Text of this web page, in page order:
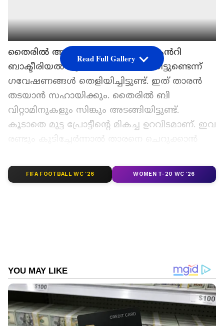
തൈരിൽ ആൻറി-ഇൻഫ്ലമേറ്ററി, ആൻറി
ബാക്ടീരിയൽ ഗുണങ്ങൾ അടങ്ങിയിട്ടുണ്ടെന്ന്
ഗവേഷണങ്ങൾ തെളിയിച്ചിട്ടുണ്ട്. ഇത് താരൻ
തടയാൻ സഹായിക്കും. തൈരിൽ ബി
വിറ്റാമിനുകളും സിങ്കും അടങ്ങിയിട്ടുണ്ട്.
കൂടാതെ മുട്ട പ്രോട്ടീന്റെ മികച്ച ഉറവിടമാണ്. ഇവ
രണ്ടും കൂടിച്ചേർന്നാൽ താരനെ ചെറുക്കാൻ
ഏഷ്യാനെറ്റ് ന്യൂസ് പ്രധാന വാർത്താ സ്രോതസായി
Read Full Gallery
FIFA FOOTBALL WC '26 WOMEN T-20 WC '26